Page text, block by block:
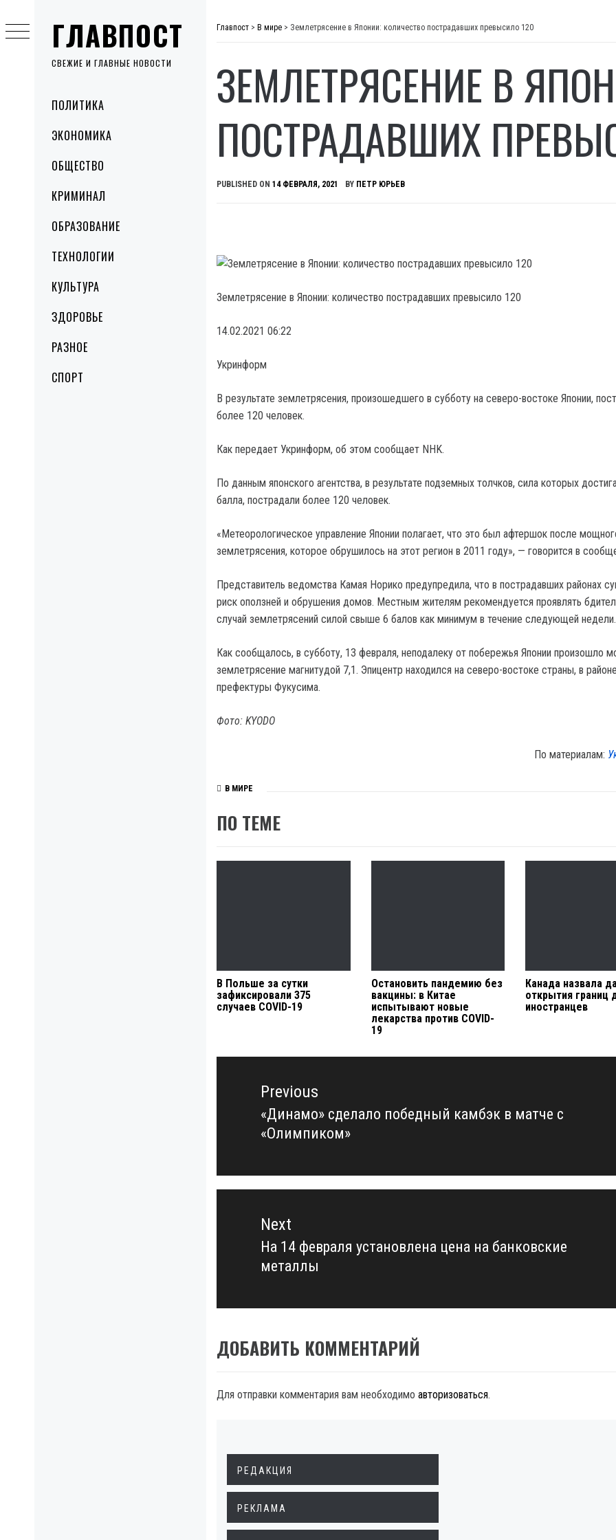
ГЛАВПОСТ
СВЕЖИЕ И ГЛАВНЫЕ НОВОСТИ
MenuПОЛИТИКА
ЭКОНОМИКА
ОБЩЕСТВО
КРИМИНАЛ
ОБРАЗОВАНИЕ
ТЕХНОЛОГИИ
КУЛЬТУРА
ЗДОРОВЬЕ
РАЗНОЕ
СПОРТ
to
content
Главпост > В мире > Землетрясение в Японии: количество пострадавших превысило 120
ЗЕМЛЕТРЯСЕНИЕ В
ПОСТРАДАВШИХ
PUBLISHED ON 14 ФЕВРАЛЯ, 2021 BY ПЕТР ЮРЬЕВ
Землетрясение в Японии: количество пострадавших превысило 120
14.02.2021 06:22
Укринформ
В результате землетрясения, произошедшего в субботу на северо-востоке Японии,
более 120 человек.
Как передает Укринформ, об этом сообщает NHK.
По данным японского агентства, в результате подземных толчков, сила которых
балла, пострадали более 120 человек.
«Метеорологическое управление Японии полагает, что это был афтершок после
землетрясения, которое обрушилось на этот регион в 2011 году», — говорится в
Представитель ведомства Камая Норико предупредила, что в пострадавших районах
риск оползней и обрушения домов. Местным жителям рекомендуется проявлять
случай землетрясений силой свыше 6 балов как минимум в течение следующей недели.
Как сообщалось, в субботу, 13 февраля, неподалеку от побережья Японии произошло
землетрясение магнитудой 7,1. Эпицентр находился на северо-востоке страны, в районе
префектуры Фукусима.
Фото: KYODO
По материалам:
В МИРЕ
ПО ТЕМЕ
В Польше за сутки
зафиксировали 375
случаев COVID-19
Остановить пандемию без
вакцины: в Китае
испытывают новые
лекарства против COVID-
19
Канада назвала
открытия границ
иностранцев
Навигация
записямPrevious
Previous
post:
«Динамо» сделало победный камбэк в матче с
«Олимпиком»
Next
Next
post:
На 14 февраля установлена цена на банковские
металлы
ДОБАВИТЬ КОММЕНТАРИЙ
Для отправки комментария вам необходимо авторизоваться.
РЕДАКЦИЯ
РЕКЛАМА